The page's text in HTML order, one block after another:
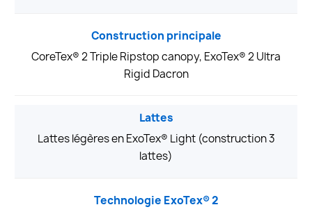
Construction principale
CoreTex® 2 Triple Ripstop canopy, ExoTex® 2 Ultra
Rigid Dacron
Lattes
Lattes légères en ExoTex® Light (construction 3
lattes)
Technologie ExoTex® 2